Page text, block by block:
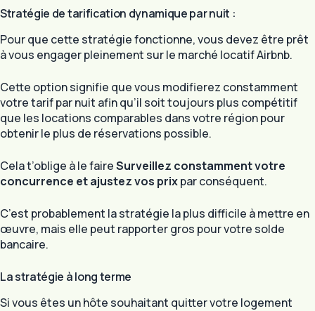
Stratégie de tarification dynamique par nuit :
Pour que cette stratégie fonctionne, vous devez être prêt
à vous engager pleinement sur le marché locatif Airbnb.
Cette option signifie que vous modifierez constamment
votre tarif par nuit afin qu’il soit toujours plus compétitif
que les locations comparables dans votre région pour
obtenir le plus de réservations possible.
Cela t’oblige à le faireSurveillez constamment votre
concurrence et ajustez vos prixpar conséquent.
C’est probablement la stratégie la plus difficile à mettre en
œuvre, mais elle peut rapporter gros pour votre solde
bancaire.
La stratégie à long terme
Si vous êtes un hôte souhaitant quitter votre logement